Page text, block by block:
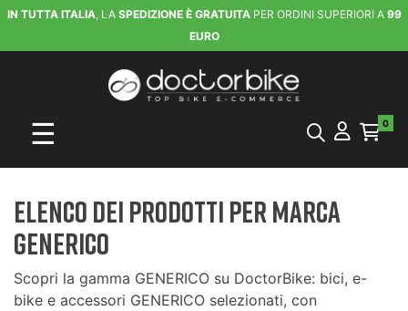
IN TUTTA ITALIA, LA SPEDIZIONE È GRATUITAPER ORDINI SUPERIORI A 99
EURO
navigazione Toggle
☰ 0
Elenco dei prodotti per marca
GENERICO
Scopri la gamma GENERICO su DoctorBike: bici, e-
bike e accessori GENERICO selezionati, con